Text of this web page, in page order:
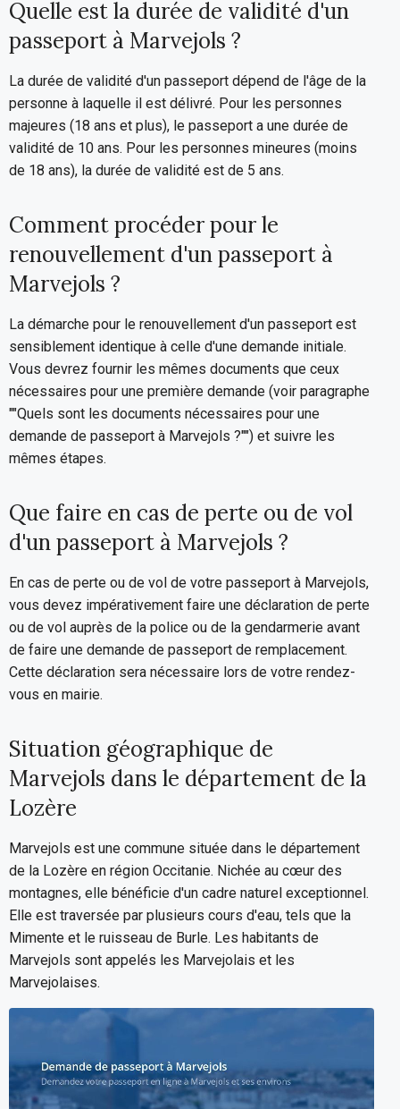
Quelle est la durée de validité d'un
passeport à Marvejols ?
La durée de validité d'un passeport dépend de l'âge de la
personne à laquelle il est délivré. Pour les personnes
majeures (18 ans et plus), le passeport a une durée de
validité de 10 ans. Pour les personnes mineures (moins
de 18 ans), la durée de validité est de 5 ans.
Comment procéder pour le
renouvellement d'un passeport à
Marvejols ?
La démarche pour le renouvellement d'un passeport est
sensiblement identique à celle d'une demande initiale.
Vous devrez fournir les mêmes documents que ceux
nécessaires pour une première demande (voir paragraphe
""Quels sont les documents nécessaires pour une
demande de passeport à Marvejols ?"") et suivre les
mêmes étapes.
Que faire en cas de perte ou de vol
d'un passeport à Marvejols ?
En cas de perte ou de vol de votre passeport à Marvejols,
vous devez impérativement faire une déclaration de perte
ou de vol auprès de la police ou de la gendarmerie avant
de faire une demande de passeport de remplacement.
Cette déclaration sera nécessaire lors de votre rendez-
vous en mairie.
Situation géographique de
Marvejols dans le département de la
Lozère
Marvejols est une commune située dans le département
de la Lozère en région Occitanie. Nichée au cœur des
montagnes, elle bénéficie d'un cadre naturel exceptionnel.
Elle est traversée par plusieurs cours d'eau, tels que la
Mimente et le ruisseau de Burle. Les habitants de
Marvejols sont appelés les Marvejolais et les
Marvejolaises.